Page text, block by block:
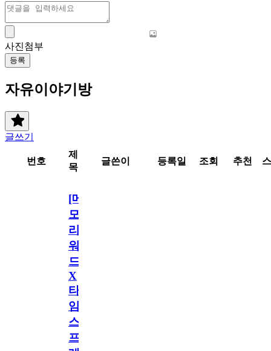
사진첨부
등록
자유이야기방
글쓰기
번호
제
목
글쓴이 등록일 조회 추천
[메
모
리
워
드
X
타
임
스
프